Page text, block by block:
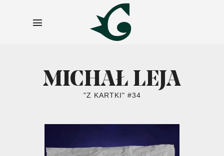
MICHAŁ LEJA
"Z KARTKI" #34